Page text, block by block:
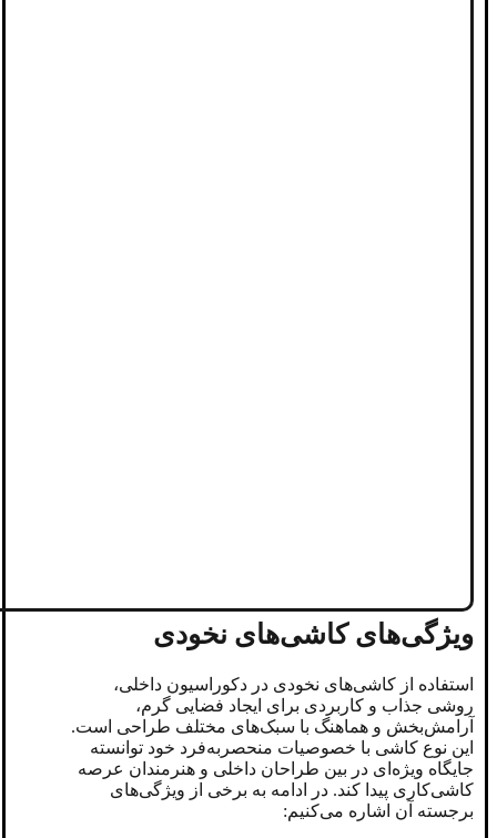
ویژگی‌های کاشی‌های نخودی
استفاده از کاشی‌های نخودی در دکوراسیون داخلی،
روشی جذاب و کاربردی برای ایجاد فضایی گرم،
آرامش‌بخش و هماهنگ با سبک‌های مختلف طراحی است.
این نوع کاشی با خصوصیات منحصربه‌فرد خود توانسته
جایگاه ویژه‌ای در بین طراحان داخلی و هنرمندان عرصه
کاشی‌کاری پیدا کند. در ادامه به برخی از ویژگی‌های
برجسته آن اشاره می‌کنیم: